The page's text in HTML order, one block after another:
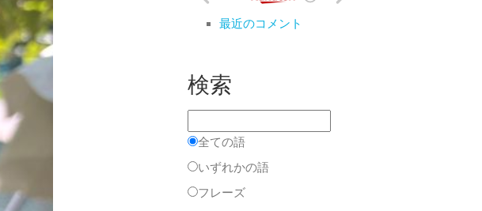
最近のコメント
検索
全ての語
いずれかの語
フレーズ